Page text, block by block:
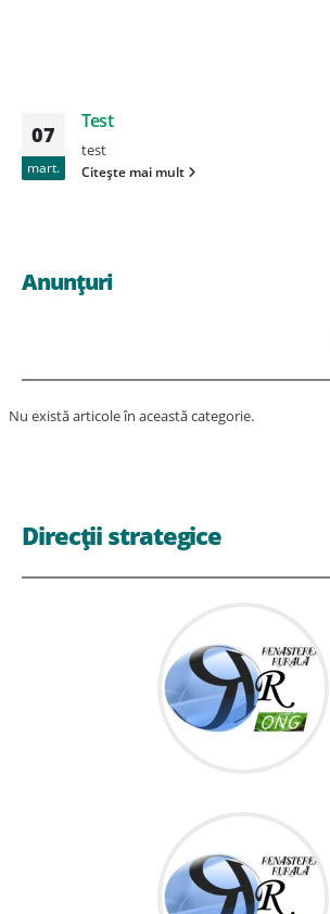
07
mart.
Test
test
Citește mai mult
Anunțuri
Nu există articole în această categorie.
Direcții strategice